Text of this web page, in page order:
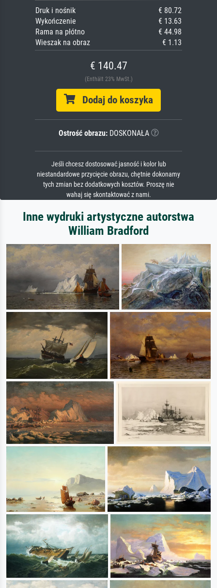
Druk i nośnik
€ 80.72
Wykończenie
€ 13.63
Rama na płótno
€ 44.98
Wieszak na obraz
€ 1.13
€ 140.47
(Enthält 23% MwSt.)
Dodaj do koszyka
Ostrość obrazu:DOSKONAŁA
Jeśli chcesz dostosować jasność i kolor lub
niestandardowe przycięcie obrazu, chętnie dokonamy
tych zmian bez dodatkowych kosztów. Proszę nie
wahaj się skontaktować z nami.
Inne wydruki artystyczne autorstwa
William Bradford